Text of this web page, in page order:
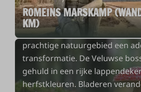
ROMEINS MARSKAMP
KM)
betoverende tijd van het jaar.
langzaam plaatsmaakt voor
temperaturen en kortere
prachtige natuurgebied een
transformatie. De Veluwse
gehuld in een rijke
herfstkleuren. Bladeren